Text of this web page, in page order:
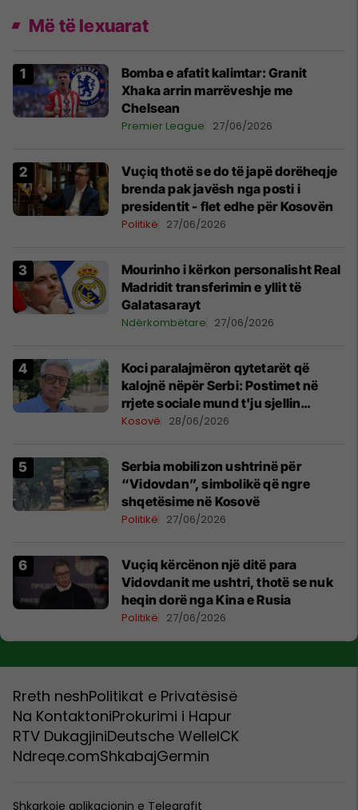
Më të lexuarat
Bomba e afatit kalimtar: Granit
Xhaka arrin marrëveshje me
Chelsean
Premier League 27/06/2026
Vuçiq thotë se do të japë dorëheqje
brenda pak javësh nga posti i
presidentit - flet edhe për Kosovën
Politikë 27/06/2026
Mourinho i kërkon personalisht Real
Madridit transferimin e yllit të
Galatasarayt
Ndërkombëtare 27/06/2026
Koci paralajmëron qytetarët që
kalojnë nëpër Serbi: Postimet në
rrjete sociale mund t'ju sjellin
probleme
Kosovë 28/06/2026
​Serbia mobilizon ushtrinë për
“Vidovdan”, simbolikë që ngre
shqetësime në Kosovë
Politikë 27/06/2026
​Vuçiq kërcënon një ditë para
Vidovdanit me ushtri, thotë se nuk
heqin dorë nga Kina e Rusia
Politikë 27/06/2026
Rreth neshPolitikat e Privatësisë
Na KontaktoniProkurimi i Hapur
RTV DukagjiniDeutsche WelleICK
Ndreqe.comShkabajGermin
Shkarkoje aplikacionin e Telegrafit